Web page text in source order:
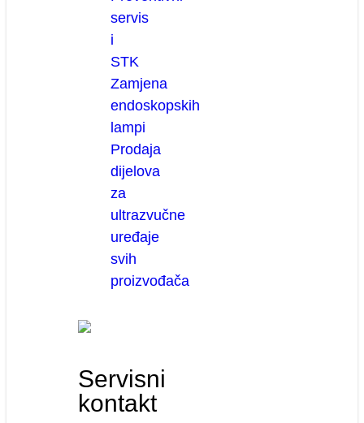
servis
i
STK
Zamjena
endoskopskih
lampi
Prodaja
dijelova
za
ultrazvučne
uređaje
svih
proizvođača
Servisni
kontakt